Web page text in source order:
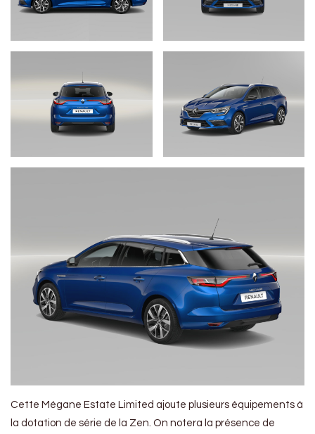
Cette Mégane Estate Limited ajoute plusieurs équipements à
la dotation de série de la Zen. On notera la présence de